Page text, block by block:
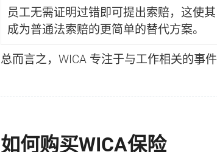
员工无需证明过错即可提出索赔，这使其
成为普通法索赔的更简单的替代方案。
总而言之，WICA 专注于与工作相关的事
如何购买WICA保险